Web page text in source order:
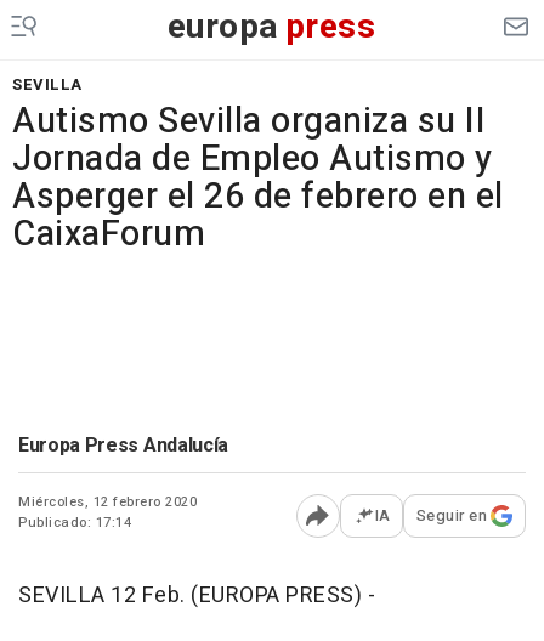
europa press
SEVILLA
Autismo Sevilla organiza su II
Jornada de Empleo Autismo y
Asperger el 26 de febrero en el
CaixaForum
Europa Press Andalucía
Miércoles, 12 febrero 2020
Publicado: 17:14
Abrir opciones para
IA Seguir en
SEVILLA 12 Feb. (EUROPA PRESS) -